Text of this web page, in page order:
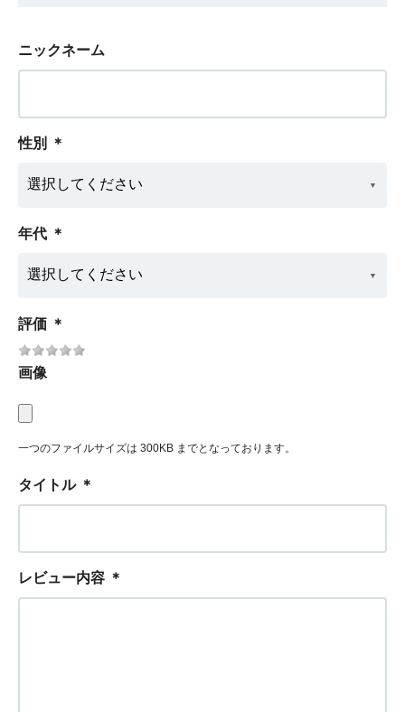
ニックネーム
性別 ＊
年代 ＊
評価 ＊
画像
一つのファイルサイズは 300KB までとなっております。
タイトル ＊
レビュー内容 ＊